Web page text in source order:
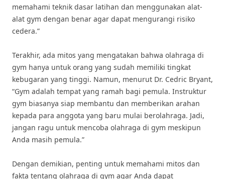
memahami teknik dasar latihan dan menggunakan alat-
alat gym dengan benar agar dapat mengurangi risiko
cedera.”
Terakhir, ada mitos yang mengatakan bahwa olahraga di
gym hanya untuk orang yang sudah memiliki tingkat
kebugaran yang tinggi. Namun, menurut Dr. Cedric Bryant,
“Gym adalah tempat yang ramah bagi pemula. Instruktur
gym biasanya siap membantu dan memberikan arahan
kepada para anggota yang baru mulai berolahraga. Jadi,
jangan ragu untuk mencoba olahraga di gym meskipun
Anda masih pemula.”
Dengan demikian, penting untuk memahami mitos dan
fakta tentang olahraga di gym agar Anda dapat